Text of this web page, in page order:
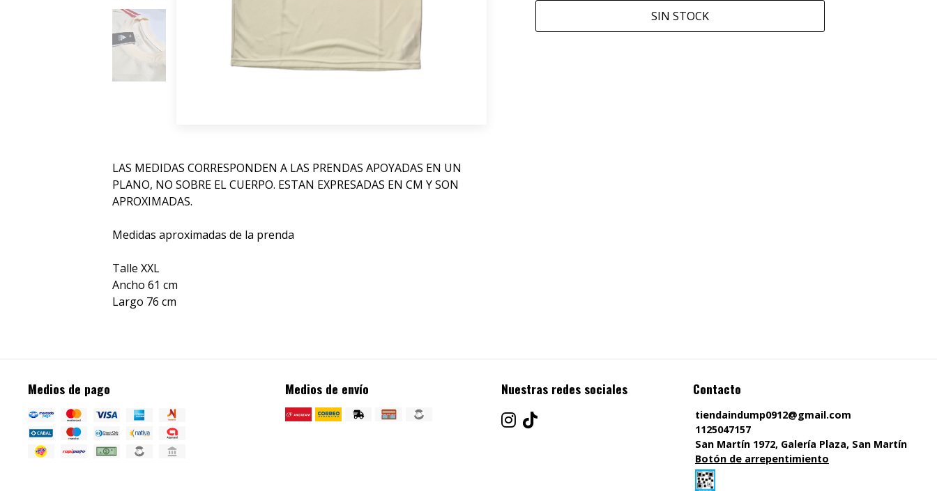
LAS MEDIDAS CORRESPONDEN A LAS PRENDAS APOYADAS EN UN
PLANO, NO SOBRE EL CUERPO. ESTAN EXPRESADAS EN CM Y SON
APROXIMADAS.
Medidas aproximadas de la prenda
Talle XXL
Ancho 61 cm
Largo 76 cm
SIN STOCK
Medios de pago Medios de envío Nuestras redes sociales Contacto
tiendaindump0912@gmail.com
1125047157
San Martín 1972, Galería Plaza, San Martín
Botón de arrepentimiento